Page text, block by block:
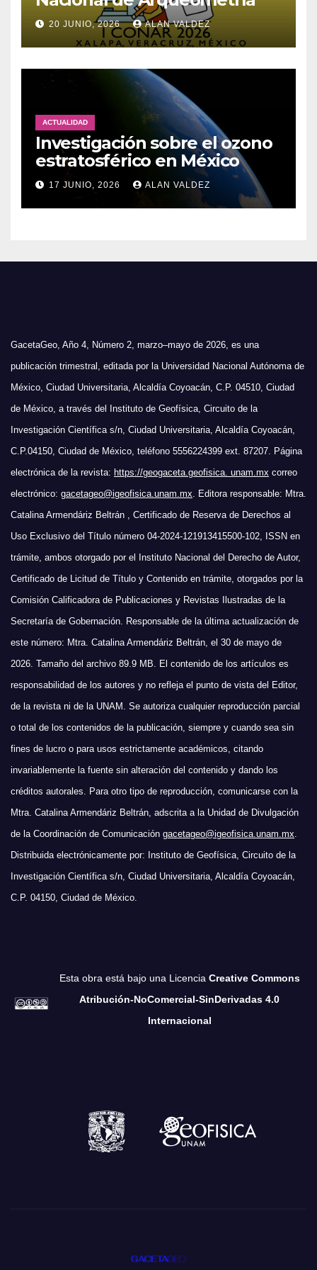
20 JUNIO, 2026 ALAN VALDEZ
ACTUALIDAD
Investigación sobre el ozono
estratosférico en México
17 JUNIO, 2026 ALAN VALDEZ
GacetaGeo, Año 4, Número 2, marzo–mayo de 2026, es una
publicación trimestral, editada por la Universidad Nacional Autónoma de
México, Ciudad Universitaria, Alcaldía Coyoacán, C.P. 04510, Ciudad
de México, a través del Instituto de Geofísica, Circuito de la
Investigación Científica s/n, Ciudad Universitaria, Alcaldía Coyoacán,
C.P.04150, Ciudad de México, teléfono 5556224399 ext. 87207. Página
electrónica de la revista: https://geogaceta.geofisica. unam.mx correo
electrónico: gacetageo@igeofisica.unam.mx. Editora responsable: Mtra.
Catalina Armendáriz Beltrán , Certificado de Reserva de Derechos al
Uso Exclusivo del Título número 04-2024-121913415500-102, ISSN en
trámite, ambos otorgado por el Instituto Nacional del Derecho de Autor,
Certificado de Licitud de Título y Contenido en trámite, otorgados por la
Comisión Calificadora de Publicaciones y Revistas Ilustradas de la
Secretaría de Gobernación. Responsable de la última actualización de
este número: Mtra. Catalina Armendáriz Beltrán, el 30 de mayo de
2026. Tamaño del archivo 89.9 MB. El contenido de los artículos es
responsabilidad de los autores y no refleja el punto de vista del Editor,
de la revista ni de la UNAM. Se autoriza cualquier reproducción parcial
o total de los contenidos de la publicación, siempre y cuando sea sin
fines de lucro o para usos estrictamente académicos, citando
invariablemente la fuente sin alteración del contenido y dando los
créditos autorales. Para otro tipo de reproducción, comunicarse con la
Mtra. Catalina Armendáriz Beltrán, adscrita a la Unidad de Divulgación
de la Coordinación de Comunicación gacetageo@igeofisica.unam.mx.
Distribuida electrónicamente por: Instituto de Geofísica, Circuito de la
Investigación Científica s/n, Ciudad Universitaria, Alcaldía Coyoacán,
C.P. 04150, Ciudad de México.
Esta obra está bajo una Licencia Creative Commons
Atribución-NoComercial-SinDerivadas 4.0
Internacional